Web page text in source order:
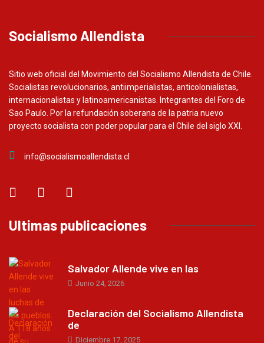
Socialismo Allendista
Sitio web oficial del Movimiento del Socialismo Allendista de Chile.
Socialistas revolucionarios, antiimperialistas, anticolonialistas,
internacionalistas y latinoamericanistas. Integrantes del Foro de
Sao Paulo. Por la refundación soberana de la patria nuevo
proyecto socialista con poder popular para el Chile del siglo XXI.
info@socialismoallendista.cl
Ultimas publicaciones
Salvador Allende vive en las
Junio 24, 2026
Declaración del Socialismo Allendista
de
Diciembre 17, 2025